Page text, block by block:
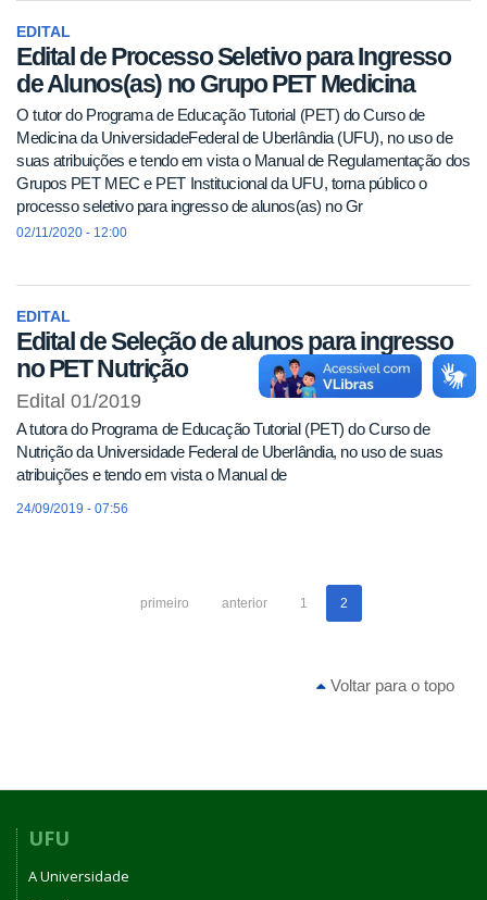
EDITAL
Edital de Processo Seletivo para Ingresso
de Alunos(as) no Grupo PET Medicina
O tutor do Programa de Educação Tutorial (PET) do Curso de
Medicina da UniversidadeFederal de Uberlândia (UFU), no uso de
suas atribuições e tendo em vista o Manual de Regulamentação dos
Grupos PET MEC e PET Institucional da UFU, torna público o
processo seletivo para ingresso de alunos(as) no Gr
02/11/2020 - 12:00
EDITAL
Edital de Seleção de alunos para ingresso
no PET Nutrição
Edital 01/2019
A tutora do Programa de Educação Tutorial (PET) do Curso de
Nutrição da Universidade Federal de Uberlândia, no uso de suas
atribuições e tendo em vista o Manual de
24/09/2019 - 07:56
primeiro anterior 1 2
Voltar para o topo
UFU
A Universidade